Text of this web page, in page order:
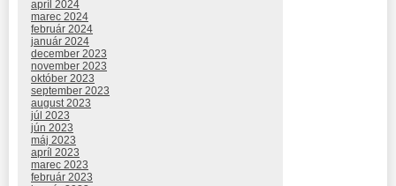
apríl 2024
marec 2024
február 2024
január 2024
december 2023
november 2023
október 2023
september 2023
august 2023
júl 2023
jún 2023
máj 2023
apríl 2023
marec 2023
február 2023